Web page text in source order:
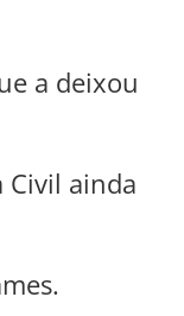
a deixou
Civil ainda